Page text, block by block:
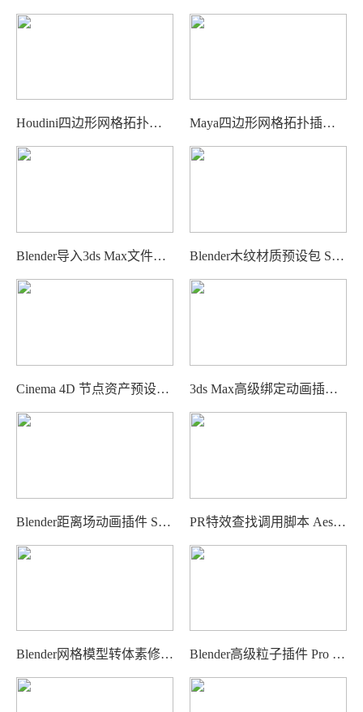
Houdini四边形网格拓扑插件 Exoside QuadRemesher For Houdini Maya四边形网格拓扑插件 Exoside QuadRemesher For Maya
Blender导入3ds Max文件插件 Import Autodesk MAX (.max) meshes & materials Blender木纹材质预设包 Sanctus Wood Works
Cinema 4D 节点资产预设工具包 Druckli Tools 3ds Max高级绑定动画插件 SmartAnim for 3ds Max
Blender距离场动画插件 Sdf.R – Gpu-Powered Next-Generation Sdf Add-On PR特效查找调用脚本 Aescripts FX Launcher Pro 含使用教程
Blender网格模型转体素修改器 Blender Mesh To Voxel Modifie - Voxify Blender高级粒子插件 Pro Particles – Geonodes Particle System